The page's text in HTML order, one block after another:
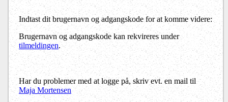
Indtast dit brugernavn og adgangskode for at komme videre:
Brugernavn og adgangskode kan rekvireres under
tilmeldingen.
Har du problemer med at logge på, skriv evt. en mail til
Maja Mortensen